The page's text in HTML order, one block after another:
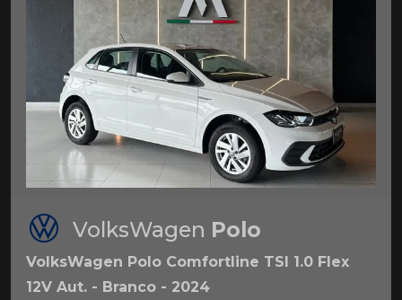
VolksWagen Polo
VolksWagen Polo Comfortline TSI 1.0 Flex
12V Aut. - Branco - 2024